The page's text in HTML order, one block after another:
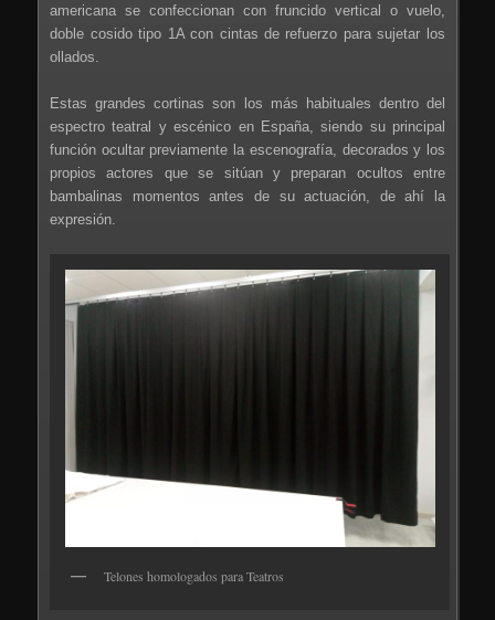
americana se confeccionan con fruncido vertical o vuelo,
doble cosido tipo 1A con cintas de refuerzo para sujetar los
ollados.
Estas grandes cortinas son los más habituales dentro del
espectro teatral y escénico en España, siendo su principal
función ocultar previamente la escenografía, decorados y los
propios actores que se sitúan y preparan ocultos entre
bambalinas momentos antes de su actuación, de ahí la
expresión.
Telones homologados para Teatros